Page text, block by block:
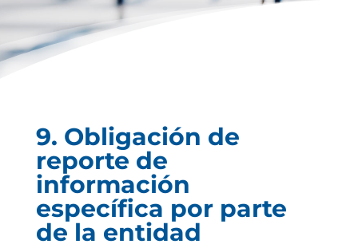
9. Obligación de
reporte de
información
específica por parte
de la entidad